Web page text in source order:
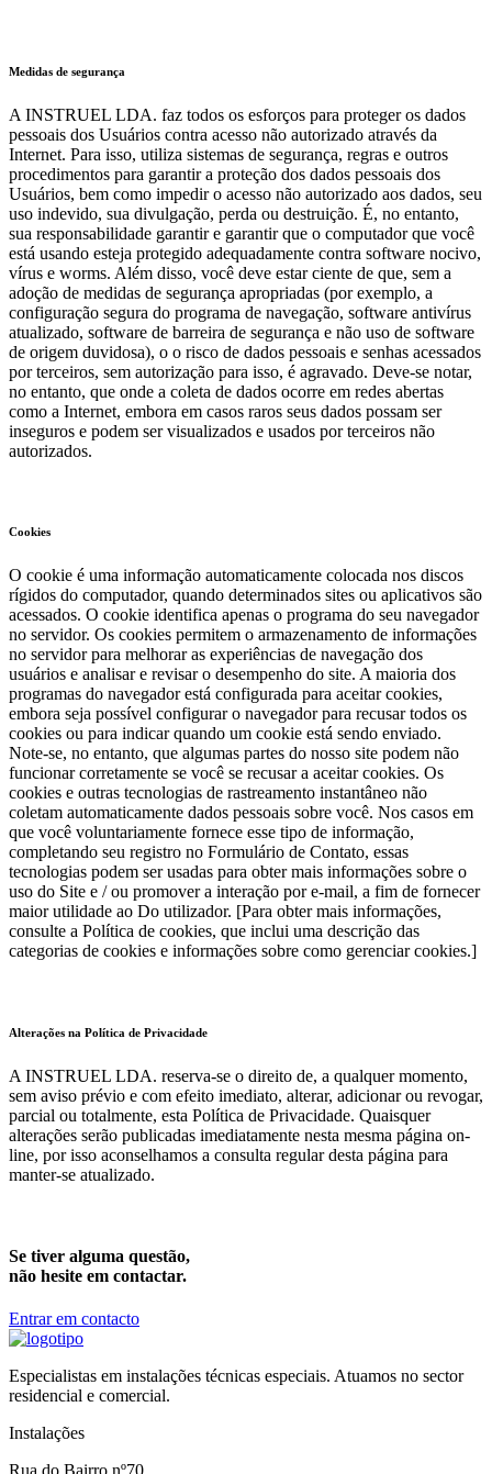
Medidas de segurança
A INSTRUEL LDA. faz todos os esforços para proteger os dados
pessoais dos Usuários contra acesso não autorizado através da
Internet. Para isso, utiliza sistemas de segurança, regras e outros
procedimentos para garantir a proteção dos dados pessoais dos
Usuários, bem como impedir o acesso não autorizado aos dados, seu
uso indevido, sua divulgação, perda ou destruição. É, no entanto,
sua responsabilidade garantir e garantir que o computador que você
está usando esteja protegido adequadamente contra software nocivo,
vírus e worms. Além disso, você deve estar ciente de que, sem a
adoção de medidas de segurança apropriadas (por exemplo, a
configuração segura do programa de navegação, software antivírus
atualizado, software de barreira de segurança e não uso de software
de origem duvidosa), o o risco de dados pessoais e senhas acessados
por terceiros, sem autorização para isso, é agravado. Deve-se notar,
no entanto, que onde a coleta de dados ocorre em redes abertas
como a Internet, embora em casos raros seus dados possam ser
inseguros e podem ser visualizados e usados por terceiros não
autorizados.
Cookies
O cookie é uma informação automaticamente colocada nos discos
rígidos do computador, quando determinados sites ou aplicativos são
acessados. O cookie identifica apenas o programa do seu navegador
no servidor. Os cookies permitem o armazenamento de informações
no servidor para melhorar as experiências de navegação dos
usuários e analisar e revisar o desempenho do site. A maioria dos
programas do navegador está configurada para aceitar cookies,
embora seja possível configurar o navegador para recusar todos os
cookies ou para indicar quando um cookie está sendo enviado.
Note-se, no entanto, que algumas partes do nosso site podem não
funcionar corretamente se você se recusar a aceitar cookies. Os
cookies e outras tecnologias de rastreamento instantâneo não
coletam automaticamente dados pessoais sobre você. Nos casos em
que você voluntariamente fornece esse tipo de informação,
completando seu registro no Formulário de Contato, essas
tecnologias podem ser usadas para obter mais informações sobre o
uso do Site e / ou promover a interação por e-mail, a fim de fornecer
maior utilidade ao Do utilizador. [Para obter mais informações,
consulte a Política de cookies, que inclui uma descrição das
categorias de cookies e informações sobre como gerenciar cookies.]
Alterações na Política de Privacidade
A INSTRUEL LDA. reserva-se o direito de, a qualquer momento,
sem aviso prévio e com efeito imediato, alterar, adicionar ou revogar,
parcial ou totalmente, esta Política de Privacidade. Quaisquer
alterações serão publicadas imediatamente nesta mesma página on-
line, por isso aconselhamos a consulta regular desta página para
manter-se atualizado.
Se tiver alguma questão,
não hesite em contactar.
Entrar em contacto
Especialistas em instalações técnicas especiais. Atuamos no sector
residencial e comercial.
Instalações
Rua do Bairro nº70